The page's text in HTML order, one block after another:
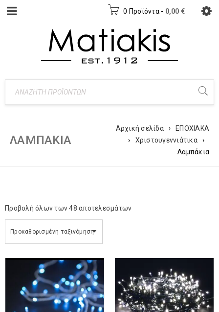
0 Προϊόντα - 0,00 €
ΛΑΜΠΆΚΙΑ
Αρχική σελίδα ›
ΕΠΟΧΙΑΚΑ
›
Χριστουγεννιάτικα
›
Λαμπάκια
Προβολή όλων των 48 αποτελεσμάτων
Προκαθορισμένη ταξινόμηση